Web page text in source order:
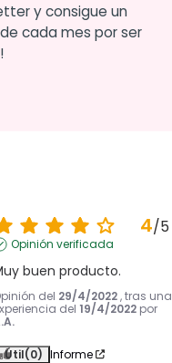
y consigue un
cada mes por ser
4/5
Opinión verificada
buen producto.
del 29/4/2022 , tras una
del 19/4/2022 por
Útil(0) Informe